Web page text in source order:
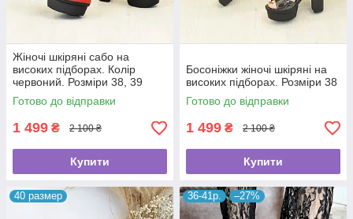
Жіночі шкіряні сабо на
високих підборах. Колір
червоний. Розміри 38, 39
Готово до відправки
1 499 ₴ 2 100 ₴
Купити
Босоніжки жіночі шкіряні на
високих підборах. Розміри 38
Готово до відправки
1 499 ₴ 2 100 ₴
Купити
40 размер 36-41р. –27%